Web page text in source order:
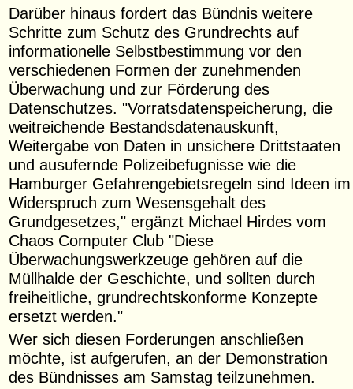
Darüber hinaus fordert das Bündnis weitere
Schritte zum Schutz des Grundrechts auf
informationelle Selbstbestimmung vor den
verschiedenen Formen der zunehmenden
Überwachung und zur Förderung des
Datenschutzes. "Vorratsdatenspeicherung, die
weitreichende Bestandsdatenauskunft,
Weitergabe von Daten in unsichere Drittstaaten
und ausufernde Polizeibefugnisse wie die
Hamburger Gefahrengebietsregeln sind Ideen im
Widerspruch zum Wesensgehalt des
Grundgesetzes," ergänzt Michael Hirdes vom
Chaos Computer Club "Diese
Überwachungswerkzeuge gehören auf die
Müllhalde der Geschichte, und sollten durch
freiheitliche, grundrechtskonforme Konzepte
ersetzt werden."
Wer sich diesen Forderungen anschließen
möchte, ist aufgerufen, an der Demonstration
des Bündnisses am Samstag teilzunehmen.